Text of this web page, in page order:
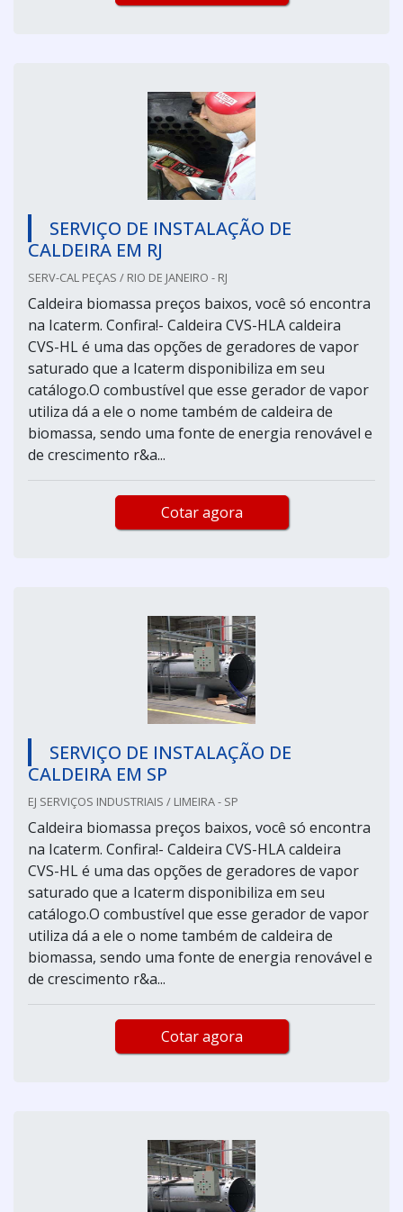
SERVIÇO DE INSTALAÇÃO DE
CALDEIRA EM RJ
SERV-CAL PEÇAS / RIO DE JANEIRO - RJ
Caldeira biomassa preços baixos, você só encontra
na Icaterm. Confira!- Caldeira CVS-HLA caldeira
CVS-HL é uma das opções de geradores de vapor
saturado que a Icaterm disponibiliza em seu
catálogo.O combustível que esse gerador de vapor
utiliza dá a ele o nome também de caldeira de
biomassa, sendo uma fonte de energia renovável e
de crescimento r&a...
Cotar agora
SERVIÇO DE INSTALAÇÃO DE
CALDEIRA EM SP
EJ SERVIÇOS INDUSTRIAIS / LIMEIRA - SP
Caldeira biomassa preços baixos, você só encontra
na Icaterm. Confira!- Caldeira CVS-HLA caldeira
CVS-HL é uma das opções de geradores de vapor
saturado que a Icaterm disponibiliza em seu
catálogo.O combustível que esse gerador de vapor
utiliza dá a ele o nome também de caldeira de
biomassa, sendo uma fonte de energia renovável e
de crescimento r&a...
Cotar agora